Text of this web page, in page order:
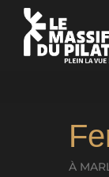
À